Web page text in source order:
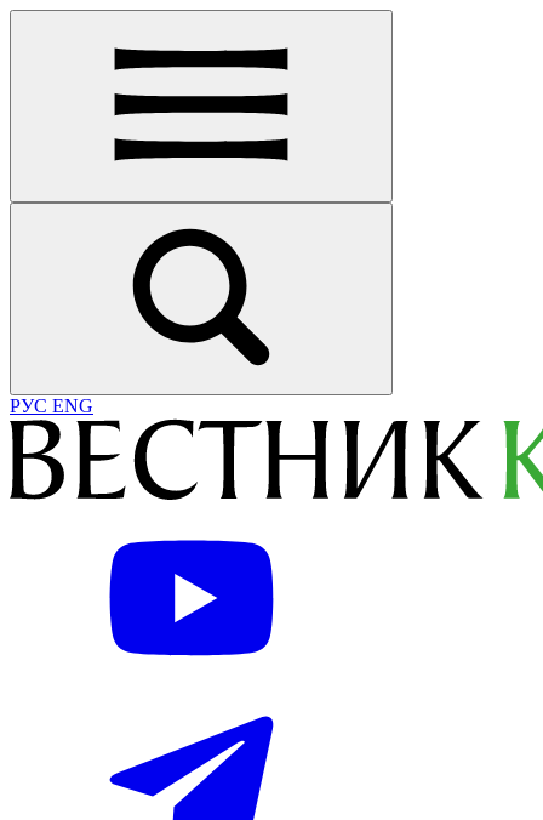
РУС ENG